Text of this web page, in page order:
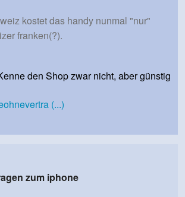
kostet das handy nunmal "nur"
franken(?).
den Shop zwar nicht, aber günstig
(...)
zum iphone